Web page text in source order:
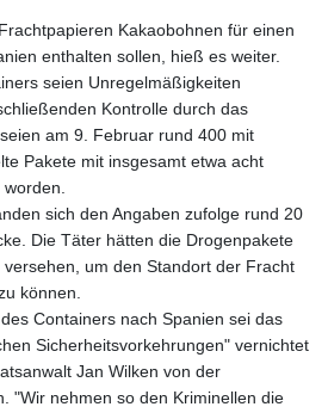
Kakaobohnen für einen
enthalten sollen, hieß es weiter.
seien Unregelmäßigkeiten
Kontrolle durch das
am 9. Februar rund 400 mit
Pakete mit insgesamt etwa acht
worden.
sich den Angaben zufolge rund 20
Die Täter hätten die Drogenpakete
um den Standort der Fracht
können.
Containers nach Spanien sei das
Sicherheitsvorkehrungen" vernichtet
Jan Wilken von der
"Wir nehmen so den Kriminellen die